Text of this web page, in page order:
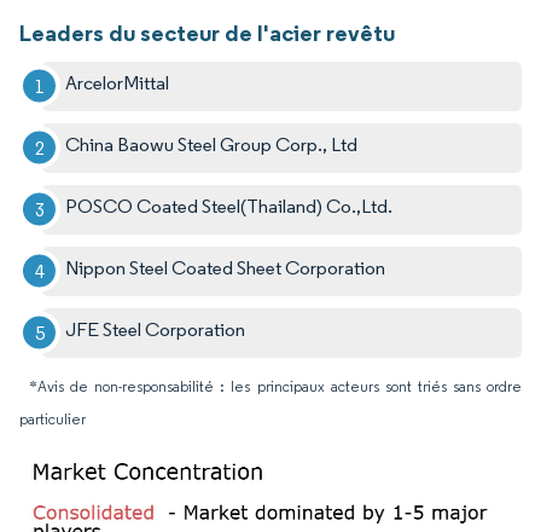
Leaders du secteur de l'acier revêtu
ArcelorMittal
China Baowu Steel Group Corp., Ltd
POSCO Coated Steel(Thailand) Co.,Ltd.
Nippon Steel Coated Sheet Corporation
JFE Steel Corporation
*Avis de non-responsabilité : les principaux acteurs sont triés sans ordre
particulier